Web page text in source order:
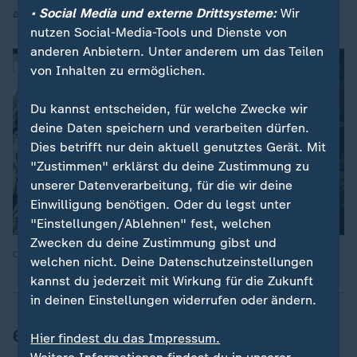
abzuschätzen.
64-Jähriger wird noch vermisst
• Social Media und externe Drittsysteme:Wir
nutzen Social-Media-Tools und Dienste von
anderen Anbietern. Unter anderem um das Teilen
von Inhalten zu ermöglichen.
Du kannst entscheiden, für welche Zwecke wir
deine Daten speichern und verarbeiten dürfen.
Dies betrifft nur dein aktuell genutztes Gerät. Mit
"Zustimmen" erklärst du deine Zustimmung zu
unserer Datenverarbeitung, für die wir deine
Einwilligung benötigen. Oder du legst unter
"Einstellungen/Ablehnen" fest, welchen
Zwecken du deine Zustimmung gibst und
welchen nicht. Deine Datenschutzeinstellungen
kannst du jederzeit mit Wirkung für die Zukunft
in deinen Einstellungen widerrufen oder ändern.
Hier findest du das Impressum.